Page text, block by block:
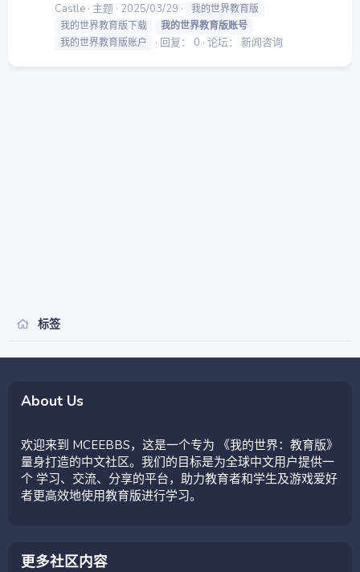
Castle 主题 2025/03/29
我的世界教育版
我的世界教育版下载
我的世界教育版账号
我的世界教育版账户
回复： 0 论坛： 新闻咨询
标签
About Us
欢迎来到 MCEEBBS，这是一个专为 《我的世界：教育版》
量身打造的中文社区。我们的目标是为全球中文用户提供一
个 学习、交流、分享的平台，助力教育者和学生及游戏爱好
者更高效地使用教育版进行学习。
更多社区内容